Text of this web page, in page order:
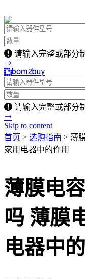
请输入完整或部分
请输入完整或部分
Skip to content
首页 > 选购指南 > 薄
家用电器中的作用
薄膜电
吗 薄膜
电器中